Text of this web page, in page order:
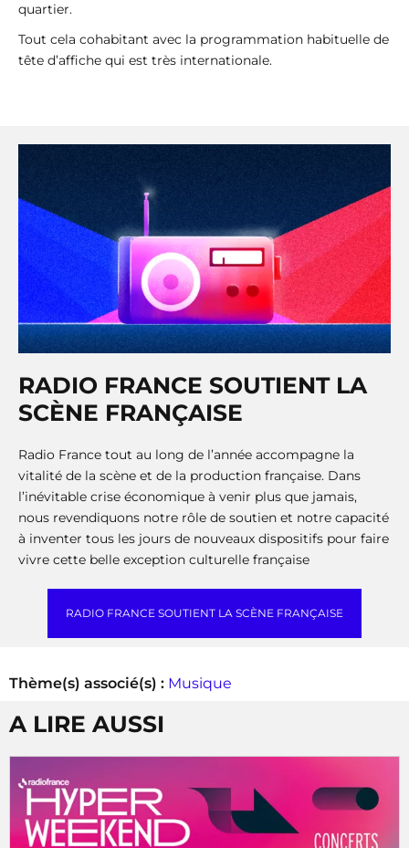
quartier.
Tout cela cohabitant avec la programmation habituelle de
tête d’affiche qui est très internationale.
RADIO FRANCE SOUTIENT LA
SCÈNE FRANÇAISE
Radio France tout au long de l’année accompagne la
vitalité de la scène et de la production française. Dans
l’inévitable crise économique à venir plus que jamais,
nous revendiquons notre rôle de soutien et notre capacité
à inventer tous les jours de nouveaux dispositifs pour faire
vivre cette belle exception culturelle française
RADIO FRANCE SOUTIENT LA SCÈNE FRANÇAISE
Thème(s) associé(s) : Musique
A LIRE AUSSI